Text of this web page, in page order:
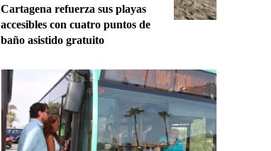
Cartagena refuerza sus playas
accesibles con cuatro puntos de
baño asistido gratuito